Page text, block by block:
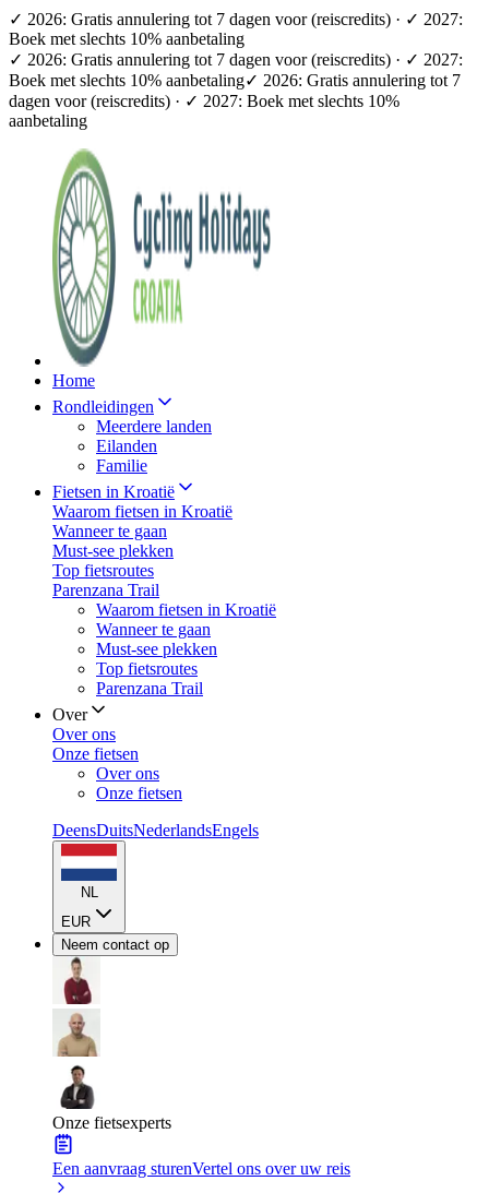
✓ 2026: Gratis annulering tot 7 dagen voor (reiscredits) · ✓ 2027:
Boek met slechts 10% aanbetaling
✓ 2026: Gratis annulering tot 7 dagen voor (reiscredits) · ✓ 2027:
Boek met slechts 10% aanbetaling✓ 2026: Gratis annulering tot 7
dagen voor (reiscredits) · ✓ 2027: Boek met slechts 10%
aanbetaling
Home
Rondleidingen
Meerdere landen
Eilanden
Familie
Fietsen in Kroatië
Waarom fietsen in Kroatië
Wanneer te gaan
Must-see plekken
Top fietsroutes
Parenzana Trail
Waarom fietsen in Kroatië
Wanneer te gaan
Must-see plekken
Top fietsroutes
Parenzana Trail
Over
Over ons
Onze fietsen
Over ons
Onze fietsen
DeensDuitsNederlandsEngels
NL
EUR
Neem contact op
Onze fietsexperts
Een aanvraag sturenVertel ons over uw reis